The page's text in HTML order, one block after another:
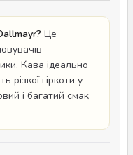
Це
Кава ідеально
різкої гіркоти у
і багатий смак